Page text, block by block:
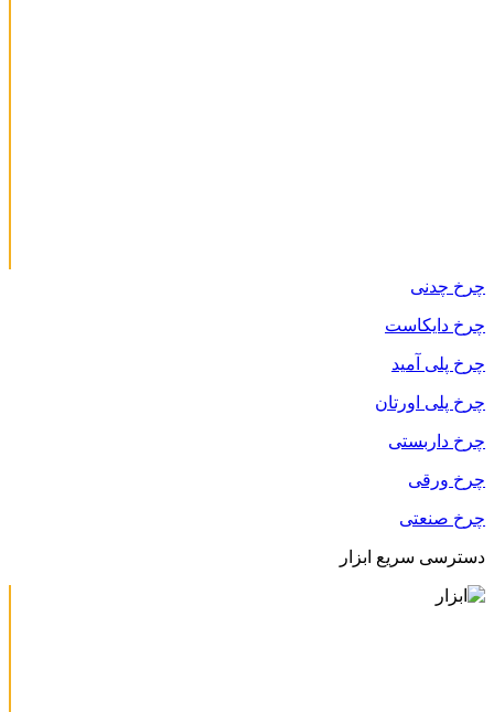
چرخ چدنی
چرخ دایکاست
چرخ پلی آمید
چرخ پلی اورتان
چرخ داربستی
چرخ ورقی
چرخ صنعتی
دسترسی سریع ابزار